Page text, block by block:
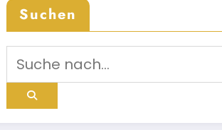
Suchen